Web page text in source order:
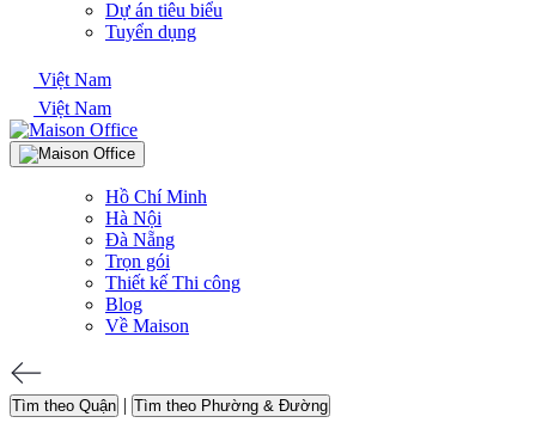
Dự án tiêu biểu
Tuyển dụng
Việt Nam
Việt Nam
Hồ Chí Minh
Hà Nội
Đà Nẵng
Trọn gói
Thiết kế Thi công
Blog
Về Maison
Tìm theo Quận | Tìm theo Phường & Đường